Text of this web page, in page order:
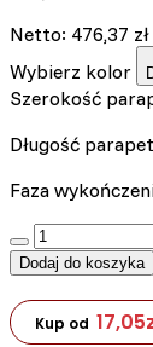
Netto: 476,37 zł
Wybierz kolor
Szerokość
Długość
Faza
:product_name
Dodaj do koszyka
Kup od 17,05